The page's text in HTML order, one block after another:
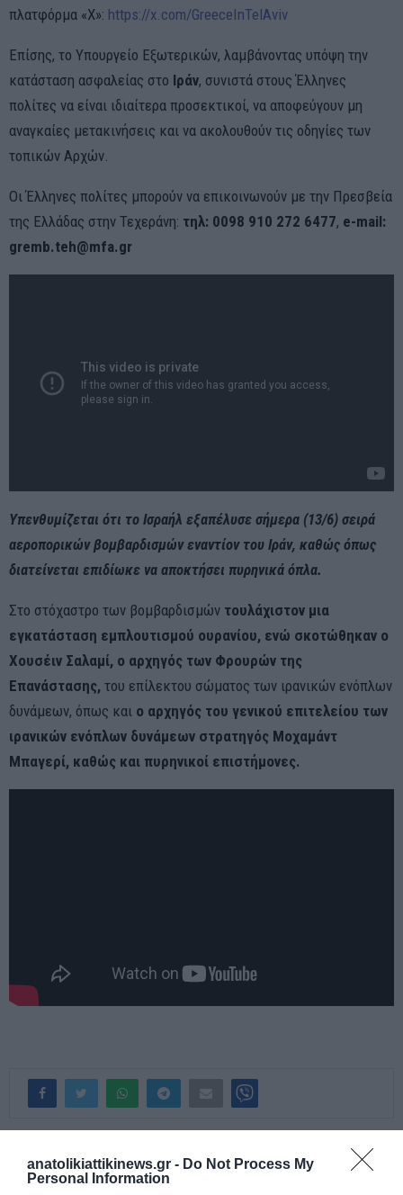
anatolikiattikinews.gr - Do Not Process My
Personal Information
πλατφόρμα «Χ»: https://x.com/GreeceInTelAviv
Επίσης, το Υπουργείο Εξωτερικών, λαμβάνοντας υπόψη την
κατάσταση ασφαλείας στο Ιράν, συνιστά στους Έλληνες
πολίτες να είναι ιδιαίτερα προσεκτικοί, να αποφεύγουν μη
αναγκαίες μετακινήσεις και να ακολουθούν τις οδηγίες των
τοπικών Αρχών.
Οι Έλληνες πολίτες μπορούν να επικοινωνούν με την Πρεσβεία
της Ελλάδας στην Τεχεράνη: τηλ: 0098 910 272 6477, e-mail:
gremb.teh@mfa.gr
Υπενθυμίζεται ότι το Ισραήλ εξαπέλυσε σήμερα (13/6) σειρά
αεροπορικών βομβαρδισμών εναντίον του Ιράν, καθώς όπως
διατείνεται επιδίωκε να αποκτήσει πυρηνικά όπλα.
Στο στόχαστρο των βομβαρδισμών τουλάχιστον μια
εγκατάσταση εμπλουτισμού ουρανίου, ενώ σκοτώθηκαν ο
Χουσέιν Σαλαμί, ο αρχηγός των Φρουρών της
Επανάστασης, του επίλεκτου σώματος των ιρανικών ενόπλων
δυνάμεων, όπως και ο αρχηγός του γενικού επιτελείου των
ιρανικών ενόπλων δυνάμεων στρατηγός Μοχαμάντ
Μπαγερί, καθώς και πυρηνικοί επιστήμονες.
Γνωστός μάνατζερ ποδοσφαίρου ο άνδρας που ανασύρθηκε